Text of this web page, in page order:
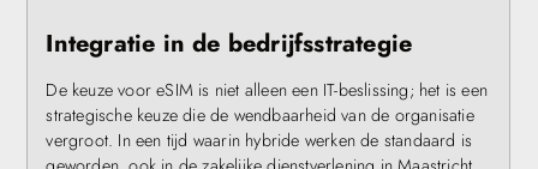
Integratie in de bedrijfsstrategie
De keuze voor eSIM is niet alleen een IT-beslissing; het is een
strategische keuze die de wendbaarheid van de organisatie
vergroot. In een tijd waarin hybride werken de standaard is